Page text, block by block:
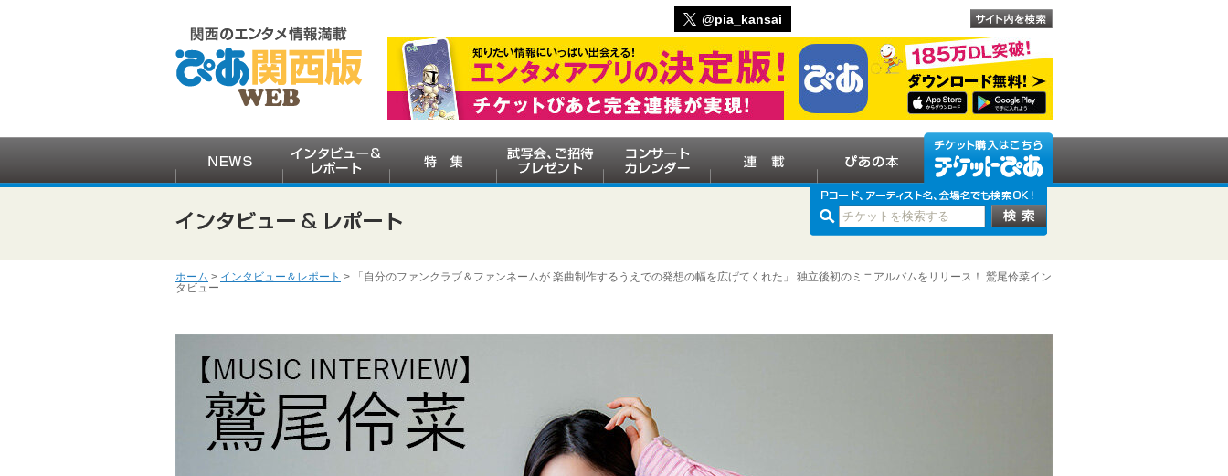
@pia_kansai
ホーム > インタビュー＆レポート > 「自分のファンクラブ＆ファンネームが 楽曲制作するうえでの発想の幅を広げてくれた」 独立後初のミニアルバムをリリース！ 鷲尾伶菜イン
タビュー